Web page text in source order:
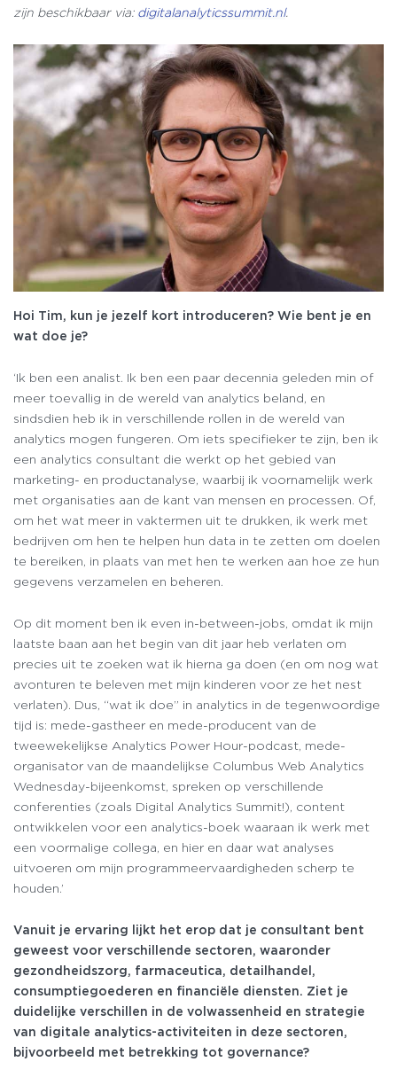
zijn beschikbaar via: digitalanalyticssummit.nl.
Hoi Tim, kun je jezelf kort introduceren? Wie bent je en
wat doe je?
‘Ik ben een analist. Ik ben een paar decennia geleden min of
meer toevallig in de wereld van analytics beland, en
sindsdien heb ik in verschillende rollen in de wereld van
analytics mogen fungeren. Om iets specifieker te zijn, ben ik
een analytics consultant die werkt op het gebied van
marketing- en productanalyse, waarbij ik voornamelijk werk
met organisaties aan de kant van mensen en processen. Of,
om het wat meer in vaktermen uit te drukken, ik werk met
bedrijven om hen te helpen hun data in te zetten om doelen
te bereiken, in plaats van met hen te werken aan hoe ze hun
gegevens verzamelen en beheren.
Op dit moment ben ik even in-between-jobs, omdat ik mijn
laatste baan aan het begin van dit jaar heb verlaten om
precies uit te zoeken wat ik hierna ga doen (en om nog wat
avonturen te beleven met mijn kinderen voor ze het nest
verlaten). Dus, “wat ik doe” in analytics in de tegenwoordige
tijd is: mede-gastheer en mede-producent van de
tweewekelijkse Analytics Power Hour-podcast, mede-
organisator van de maandelijkse Columbus Web Analytics
Wednesday-bijeenkomst, spreken op verschillende
conferenties (zoals Digital Analytics Summit!), content
ontwikkelen voor een analytics-boek waaraan ik werk met
een voormalige collega, en hier en daar wat analyses
uitvoeren om mijn programmeervaardigheden scherp te
houden.’
Vanuit je ervaring lijkt het erop dat je consultant bent
geweest voor verschillende sectoren, waaronder
gezondheidszorg, farmaceutica, detailhandel,
consumptiegoederen en financiële diensten. Ziet je
duidelijke verschillen in de volwassenheid en strategie
van digitale analytics-activiteiten in deze sectoren,
bijvoorbeeld met betrekking tot governance?